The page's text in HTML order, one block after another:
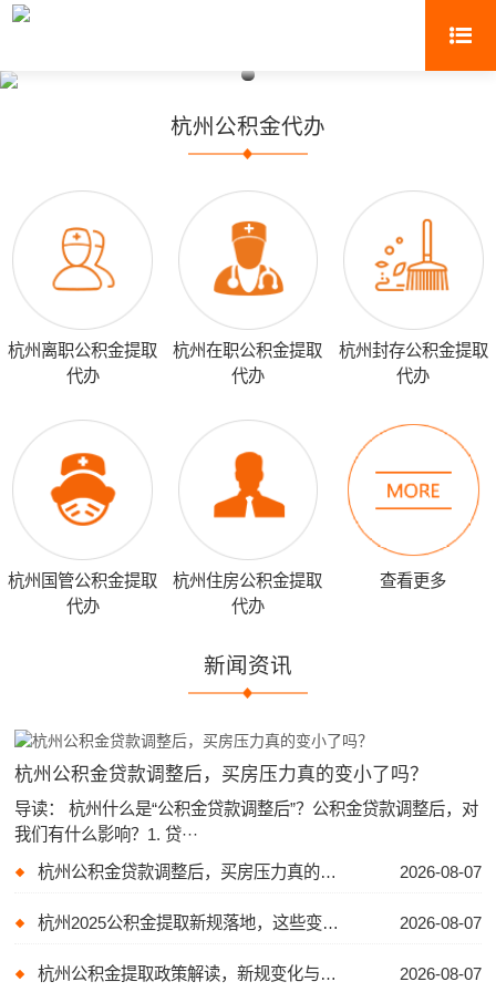
杭州公积金代办
杭州离职公积金提取
代办
杭州在职公积金提取
代办
杭州封存公积金提取
代办
杭州国管公积金提取
代办
杭州住房公积金提取
代办
查看更多
新闻资讯
杭州公积金贷款调整后，买房压力真的变小了吗？
导读： 杭州什么是“公积金贷款调整后”？公积金贷款调整后，对
我们有什么影响？1. 贷···
杭州公积金贷款调整后，买房压力真的变小了吗？ 2026-08-07
杭州2025公积金提取新规落地，这些变化你必须知道！ 2026-08-07
杭州公积金提取政策解读，新规变化与实用指南 2026-08-07